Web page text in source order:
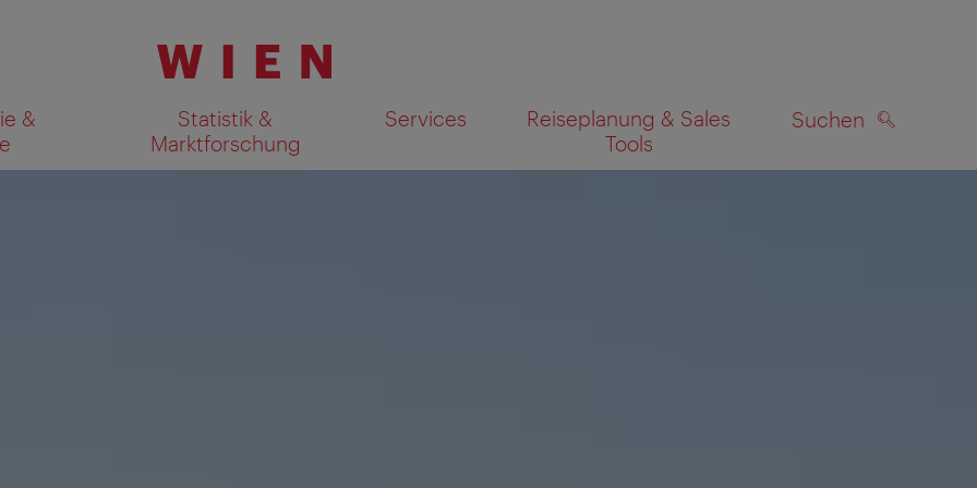
&
Statistik &
Marktforschung
Services
Reiseplanung & Sales
Tools
Suchen